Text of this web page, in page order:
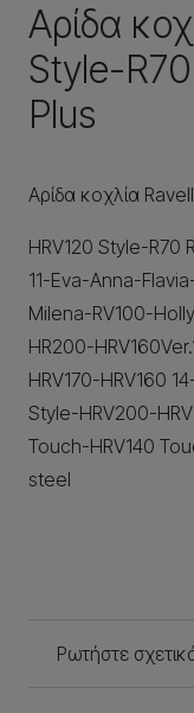
Αρίδα
Style-
Plus
Αρίδα κοχλία
HRV120 Style-R70
11-Eva-Anna-
Milena-RV100-
HR200-
HRV170-HRV160
Style-HRV200-
Touch-HRV140
steel
Ρωτήστε